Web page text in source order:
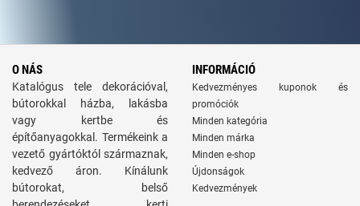
O NÁS
Katalógus tele dekorációval,
bútorokkal házba, lakásba
vagy kertbe és
építőanyagokkal. Termékeink a
vezető gyártóktól származnak,
kedvező áron. Kínálunk
bútorokat, belső
INFORMÁCIÓ
Kedvezményes kuponok és
promóciók
Minden kategória
Minden márka
Minden e-shop
Újdonságok
Kedvezmények